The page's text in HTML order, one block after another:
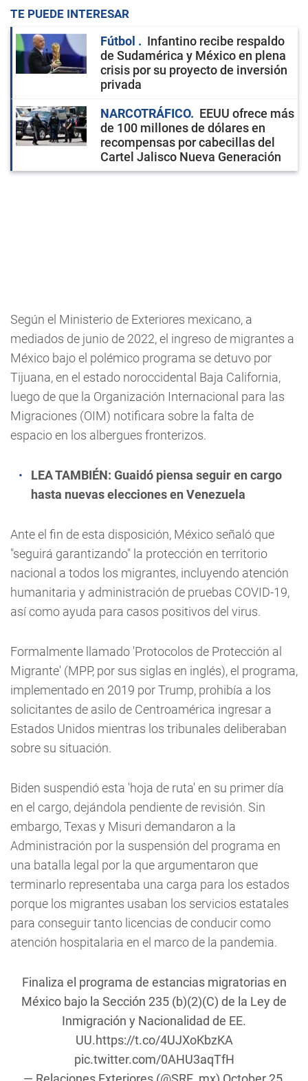
TE PUEDE INTERESAR
Fútbol
Infantino recibe respaldo
de Sudamérica y México en plena
crisis por su proyecto de inversión
privada
NARCOTRÁFICO
EEUU ofrece más
de 100 millones de dólares en
recompensas por cabecillas del
Cartel Jalisco Nueva Generación
Según el Ministerio de Exteriores mexicano, a
mediados de junio de 2022, el ingreso de migrantes a
México bajo el polémico programa se detuvo por
Tijuana, en el estado noroccidental Baja California,
luego de que la Organización Internacional para las
Migraciones (OIM) notificara sobre la falta de
espacio en los albergues fronterizos.
LEA TAMBIÉN: Guaidó piensa seguir en cargo
hasta nuevas elecciones en Venezuela
Ante el fin de esta disposición, México señaló que
"seguirá garantizando" la protección en territorio
nacional a todos los migrantes, incluyendo atención
humanitaria y administración de pruebas COVID-19,
así como ayuda para casos positivos del virus.
Formalmente llamado 'Protocolos de Protección al
Migrante' (MPP, por sus siglas en inglés), el programa,
implementado en 2019 por Trump, prohibía a los
solicitantes de asilo de Centroamérica ingresar a
Estados Unidos mientras los tribunales deliberaban
sobre su situación.
Biden suspendió esta 'hoja de ruta' en su primer día
en el cargo, dejándola pendiente de revisión. Sin
embargo, Texas y Misuri demandaron a la
Administración por la suspensión del programa en
una batalla legal por la que argumentaron que
terminarlo representaba una carga para los estados
porque los migrantes usaban los servicios estatales
para conseguir tanto licencias de conducir como
atención hospitalaria en el marco de la pandemia.
Finaliza el programa de estancias migratorias en
México bajo la Sección 235 (b)(2)(C) de la Ley de
Inmigración y Nacionalidad de EE.
UU. https://t.co/4UJXoKbzKA
pic.twitter.com/0AHU3aqTfH